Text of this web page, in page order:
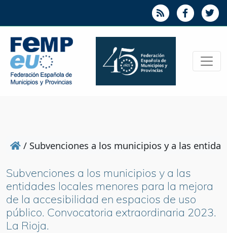
/ Subvenciones a los municipios y a las
Subvenciones a los municipios y a las
entidades locales menores para la mejora
de la accesibilidad en espacios de uso
público. Convocatoria extraordinaria 2023.
La Rioja.